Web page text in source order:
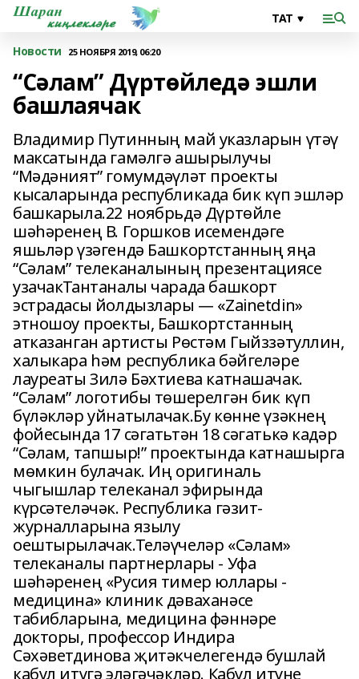
Новости 25 НОЯБРЯ 2019, 06:20
“Сәлам” Дүртөйледә эшли
башлаячак
Владимир Путинның май указларын үтәү
максатында гамәлгә ашырылучы
“Мәдәният” гомумдәүләт проекты
кысаларында республикада бик күп эшләр
башкарыла.22 ноябрьдә Дүртөйле
шәһәренең В. Горшков исемендәге
яшьләр үзәгендә Башкортстанның яңа
“Сәлам” телеканалының презентациясе
узачакТантаналы чарада башкорт
эстрадасы йолдызлары — «Zainetdin»
этношоу проекты, Башкортстанның
атказанган артисты Рөстәм Гыйззәтуллин,
халыкара һәм республика бәйгеләре
лауреаты Зилә Бәхтиева катнашачак.
“Сәлам” логотибы төшерелгән бик күп
бүләкләр уйнатылачак.Бу көнне үзәкнең
фойесында 17 сәгатьтән 18 сәгатькә кадәр
“Сәлам, тапшыр!” проектында катнашырга
мөмкин булачак. Иң оригиналь
чыгышлар телеканал эфирында
күрсәтеләчәк. Республика гәзит-
журналларына язылу
оештырылачак.Теләүчеләр «Сәлам»
телеканалы партнерлары - Уфа
шәһәренең «Русия тимер юллары -
медицина» клиник дәваханәсе
табибларына, медицина фәннәре
докторы, профессор Индира
Сәхәветдинова җитәкчелегендә бушлай
кабул итүгә эләгәчәкләр. Кабул итүне